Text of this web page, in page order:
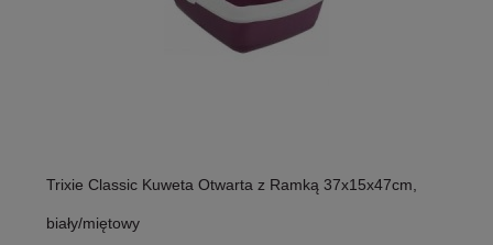
Trixie Classic Kuweta Otwarta z Ramką 37x15x47cm,
biały/miętowy